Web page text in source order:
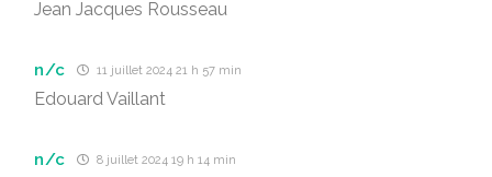
Jean Jacques Rousseau
n/c 11 juillet 2024 21 h 57 min
Edouard Vaillant
n/c 8 juillet 2024 19 h 14 min